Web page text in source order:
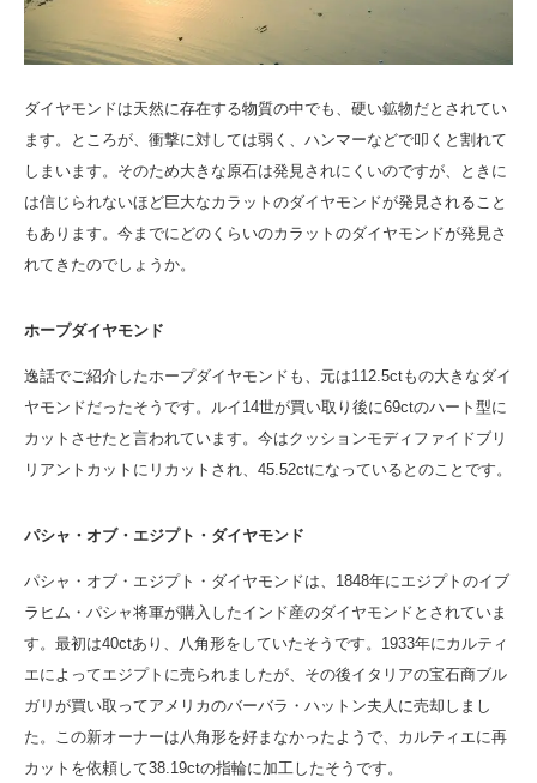
ダイヤモンドは天然に存在する物質の中でも、硬い鉱物だとされてい
ます。ところが、衝撃に対しては弱く、ハンマーなどで叩くと割れて
しまいます。そのため大きな原石は発見されにくいのですが、ときに
は信じられないほど巨大なカラットのダイヤモンドが発見されること
もあります。今までにどのくらいのカラットのダイヤモンドが発見さ
れてきたのでしょうか。
ホープダイヤモンド
逸話でご紹介したホープダイヤモンドも、元は112.5ctもの大きなダイ
ヤモンドだったそうです。ルイ14世が買い取り後に69ctのハート型に
カットさせたと言われています。今はクッションモディファイドブリ
リアントカットにリカットされ、45.52ctになっているとのことです。
パシャ・オブ・エジプト・ダイヤモンド
パシャ・オブ・エジプト・ダイヤモンドは、1848年にエジプトのイブ
ラヒム・パシャ将軍が購入したインド産のダイヤモンドとされていま
す。最初は40ctあり、八角形をしていたそうです。1933年にカルティ
エによってエジプトに売られましたが、その後イタリアの宝石商ブル
ガリが買い取ってアメリカのバーバラ・ハットン夫人に売却しまし
た。この新オーナーは八角形を好まなかったようで、カルティエに再
カットを依頼して38.19ctの指輪に加工したそうです。